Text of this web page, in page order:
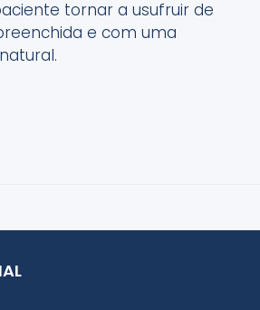
tornar a usufruir de
e com uma